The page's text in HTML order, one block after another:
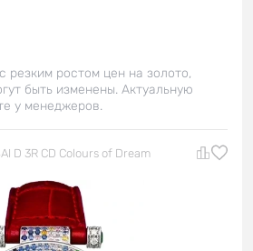
резким ростом цен на золото,
быть изменены. Актуальную
у менеджеров.
D 3R CD Colours of Dream